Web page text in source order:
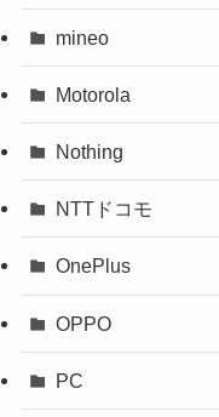
mineo
Motorola
Nothing
NTTドコモ
OnePlus
OPPO
PC